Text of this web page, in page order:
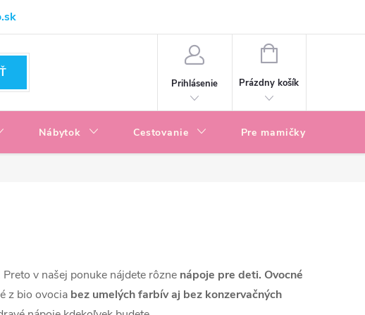
podmienky
Prihlásenie
NÁKUPNÝ
Prázdny košík
Nábytok Cestovanie Pre mamičky
Preto v našej ponuke nájdete rôzne nápoje pre deti. Ovocné
z bio ovocia bez umelých farbív aj bez konzervačných